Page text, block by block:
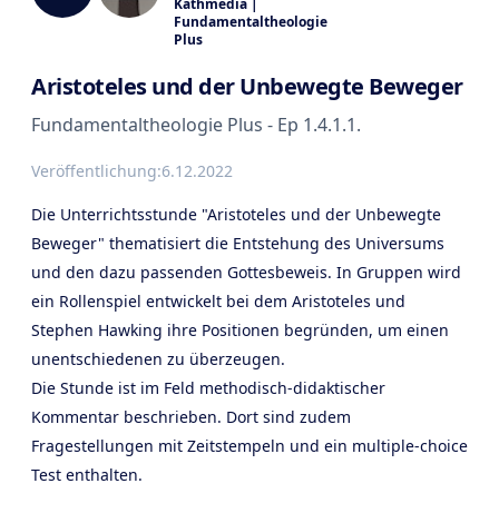
Kathmedia |
Fundamentaltheologie
Plus
Aristoteles und der Unbewegte Beweger
Fundamentaltheologie Plus - Ep 1.4.1.1.
Veröffentlichung:6.12.2022
Die Unterrichtsstunde "Aristoteles und der Unbewegte
Beweger" thematisiert die Entstehung des Universums
und den dazu passenden Gottesbeweis. In Gruppen wird
ein Rollenspiel entwickelt bei dem Aristoteles und
Stephen Hawking ihre Positionen begründen, um einen
unentschiedenen zu überzeugen.
Die Stunde ist im Feld methodisch-didaktischer
Kommentar beschrieben. Dort sind zudem
Fragestellungen mit Zeitstempeln und ein multiple-choice
Test enthalten.